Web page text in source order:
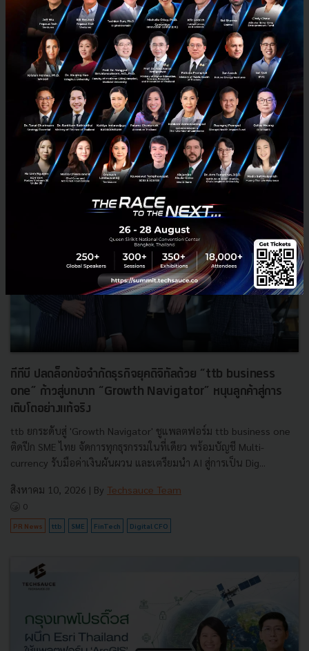
RELATED ARTICLE
ทีทีบี ปลดล็อกข้อจำกัดธุรกิจยุคดิจิทัลด้วย “ttb business
one” ก้าวสู่บทบาท “Growth Navigator” หนุนลูกค้าสู่การ
เติบโตอย่างแท้จริง
ttb ยกระดับสู่ 'Growth Navigator' ชูแพลตฟอร์ม ttb business one
ติดปีก SME ไทย จัดการทุกธุรกรรมในที่เดียว พร้อมบัญชี Multi-
currency รับมือค่าเงินผันผวน และเตรียมนำ AI สู่การเป็น Dig...
สิงหาคม 10, 2026 | By Techsauce Team
0
PR News ttb SME FinTech Digital CFO